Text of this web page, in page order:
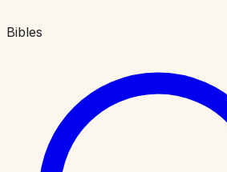
Bibles